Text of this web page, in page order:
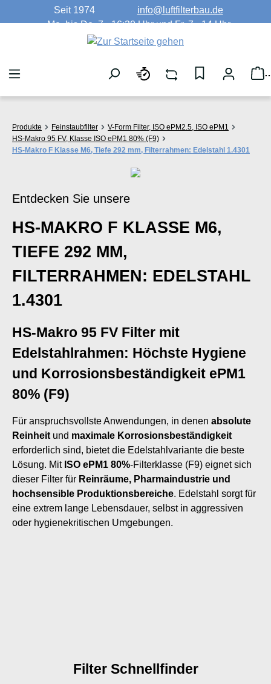
Zum Hauptinhalt springen
Seit 1974
info@luftfilterbau.de
Mo. bis Do. 7 - 16:30 Uhr und Fr. 7 - 14 Uhr
Produkte Feinstaubfilter
V-Form Filter, ISO ePM2.5, ISO ePM1
HS-Makro 95 FV, Klasse ISO ePM1 80% (F9)
HS-Makro F Klasse M6, Tiefe 292 mm, Filterrahmen: Edelstahl 1.4301
Entdecken Sie unsere
HS-MAKRO F KLASSE M6,
TIEFE 292 MM,
FILTERRAHMEN: EDELSTAHL
1.4301
HS-Makro 95 FV Filter mit
Edelstahlrahmen: Höchste Hygiene
und Korrosionsbeständigkeit ePM1
80% (F9)
Für anspruchsvollste Anwendungen, in denen absolute
Reinheit und maximale Korrosionsbeständigkeit
erforderlich sind, bietet die Edelstahlvariante die beste
Lösung. Mit ISO ePM1 80%-Filterklasse (F9) eignet sich
dieser Filter für Reinräume, Pharmaindustrie und
hochsensible Produktionsbereiche. Edelstahl sorgt für
eine extrem lange Lebensdauer, selbst in aggressiven
oder hygienekritischen Umgebungen.
Filter Schnellfinder